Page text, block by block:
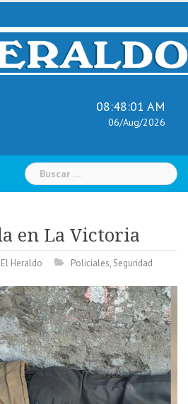
08:48:02 AM
06/Aug/2026
Buscar:
en La Victoria
El Heraldo Policiales, Seguridad